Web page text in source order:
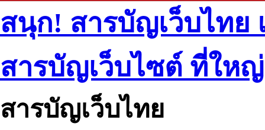
สนุก! สารบัญเว็บไทย
สารบัญเว็บไซต์ ที่ให
สารบัญเว็บไทย